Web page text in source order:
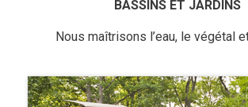
BASSINS ET JARDINS
Nous maîtrisons l’eau, le végétal